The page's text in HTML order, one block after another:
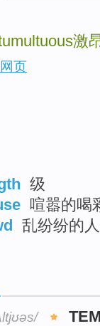
激
页
级
喧嚣的喝
乱纷纷的